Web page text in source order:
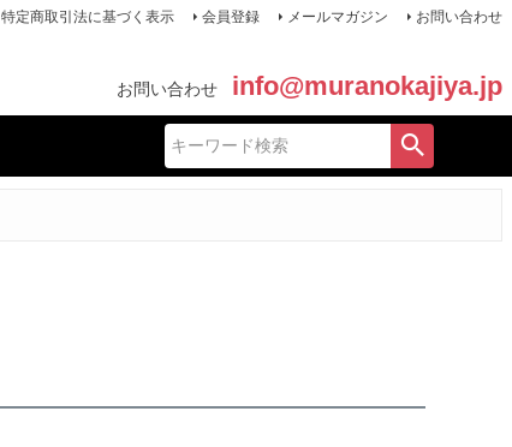
特定商取引法に基づく表示 会員登録 メールマガジン お問い合わせ
お問い合わせ info@muranokajiya.jp